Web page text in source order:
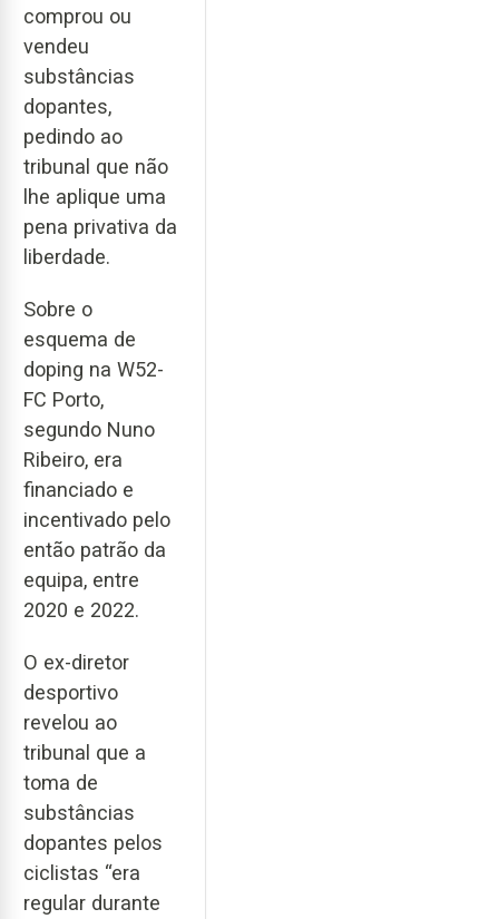
comprou ou
vendeu
substâncias
dopantes,
pedindo ao
tribunal que não
lhe aplique uma
pena privativa da
liberdade.
Sobre o
esquema de
doping na W52-
FC Porto,
segundo Nuno
Ribeiro, era
financiado e
incentivado pelo
então patrão da
equipa, entre
2020 e 2022.
O ex-diretor
desportivo
revelou ao
tribunal que a
toma de
substâncias
dopantes pelos
ciclistas “era
regular durante